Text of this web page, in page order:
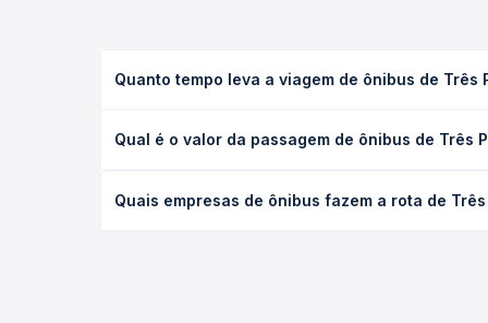
Quanto tempo leva a viagem de ônibus de Três
leito) e as condições de tráfego. Na Quero
Qual é o valor da passagem de ônibus de Três
poltrona e a antecedência da compra. Na Quero
Quais empresas de ônibus fazem a rota de